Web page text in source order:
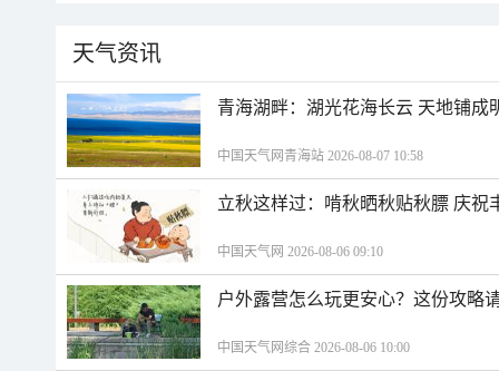
天气资讯
青海湖畔：湖光花海长云 天地铺成
中国天气网青海站 2026-08-07 10:58
立秋这样过：啃秋晒秋贴秋膘 庆祝
中国天气网 2026-08-06 09:10
户外露营怎么玩更安心？这份攻略
中国天气网综合 2026-08-06 10:00